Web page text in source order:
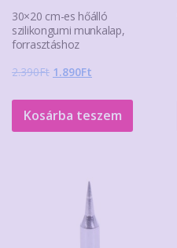
30×20 cm-es hőálló
szilikongumi munkalap,
forrasztáshoz
2.390Ft Original
was:
2.390Ft.
1.890Ft
is:
1.890Ft.
Kosárba teszem